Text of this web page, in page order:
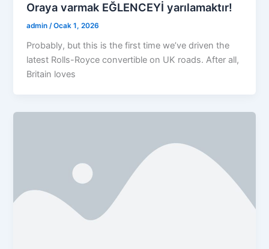
Oraya varmak EĞLENCEYİ yarılamaktır!
admin/Ocak 1, 2026
Probably, but this is the first time we’ve driven the
latest Rolls-Royce convertible on UK roads. After all,
Britain loves